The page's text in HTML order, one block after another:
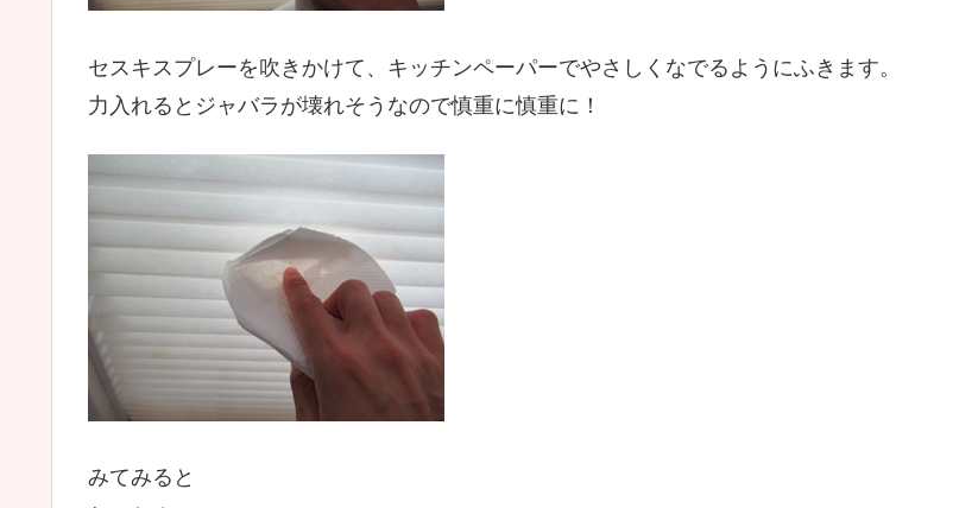
セスキスプレーを吹きかけて、キッチンペーパーでやさしくなでるようにふきます。
力入れるとジャバラが壊れそうなので慎重に慎重に！
みてみると